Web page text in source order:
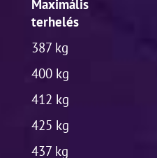
Maximális
terhelés
387 kg
400 kg
412 kg
425 kg
437 kg